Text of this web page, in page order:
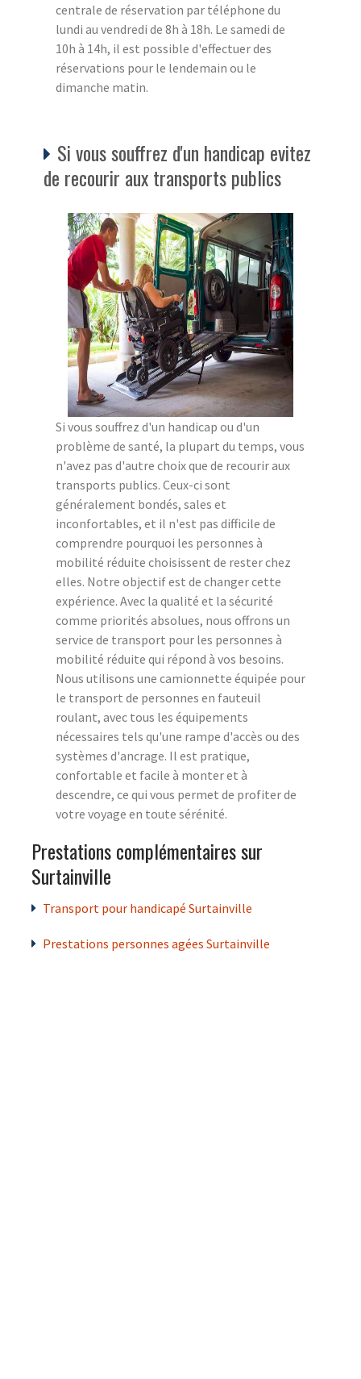
centrale de réservation par téléphone du
lundi au vendredi de 8h à 18h. Le samedi de
10h à 14h, il est possible d'effectuer des
réservations pour le lendemain ou le
dimanche matin.
Si vous souffrez d'un handicap evitez
de recourir aux transports publics
Si vous souffrez d'un handicap ou d'un
problème de santé, la plupart du temps, vous
n'avez pas d'autre choix que de recourir aux
transports publics. Ceux-ci sont
généralement bondés, sales et
inconfortables, et il n'est pas difficile de
comprendre pourquoi les personnes à
mobilité réduite choisissent de rester chez
elles. Notre objectif est de changer cette
expérience. Avec la qualité et la sécurité
comme priorités absolues, nous offrons un
service de transport pour les personnes à
mobilité réduite qui répond à vos besoins.
Nous utilisons une camionnette équipée pour
le transport de personnes en fauteuil
roulant, avec tous les équipements
nécessaires tels qu'une rampe d'accès ou des
systèmes d'ancrage. Il est pratique,
confortable et facile à monter et à
descendre, ce qui vous permet de profiter de
votre voyage en toute sérénité.
Prestations complémentaires sur
Surtainville
Transport pour handicapé Surtainville
Prestations personnes agées Surtainville